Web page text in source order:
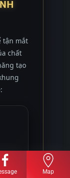
tận mắt
chất
tạo
Map